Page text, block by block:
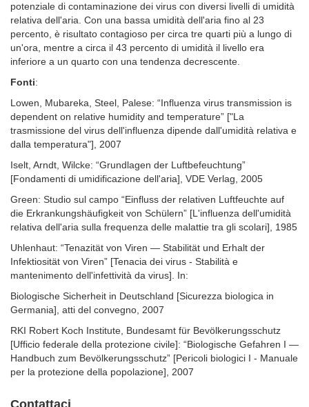
potenziale di contaminazione dei virus con diversi livelli di umidità
relativa dell'aria. Con una bassa umidità dell'aria fino al 23
percento, è risultato contagioso per circa tre quarti più a lungo di
un'ora, mentre a circa il 43 percento di umidità il livello era
inferiore a un quarto con una tendenza decrescente.
Fonti:
Lowen, Mubareka, Steel, Palese: “Influenza virus transmission is
dependent on relative humidity and temperature” ["La
trasmissione del virus dell'influenza dipende dall'umidità relativa e
dalla temperatura"], 2007
Iselt, Arndt, Wilcke: “Grundlagen der Luftbefeuchtung”
[Fondamenti di umidificazione dell'aria], VDE Verlag, 2005
Green: Studio sul campo “Einfluss der relativen Luftfeuchte auf
die Erkrankungshäufigkeit von Schülern” [L'influenza dell'umidità
relativa dell'aria sulla frequenza delle malattie tra gli scolari], 1985
Uhlenhaut: “Tenazität von Viren — Stabilität und Erhalt der
Infektiosität von Viren” [Tenacia dei virus - Stabilità e
mantenimento dell'infettività da virus]. In:
Biologische Sicherheit in Deutschland [Sicurezza biologica in
Germania], atti del convegno, 2007
RKI Robert Koch Institute, Bundesamt für Bevölkerungsschutz
[Ufficio federale della protezione civile]: “Biologische Gefahren I —
Handbuch zum Bevölkerungsschutz” [Pericoli biologici I - Manuale
per la protezione della popolazione], 2007